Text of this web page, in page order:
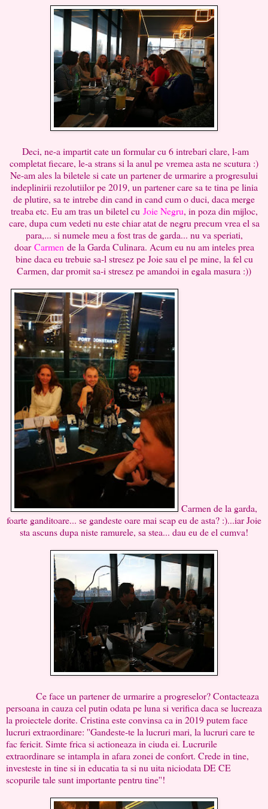
Deci, ne-a impartit cate un formular cu 6 intrebari clare, l-am
completat fiecare, le-a strans si la anul pe vremea asta ne scutura :)
Ne-am ales la biletele si cate un partener de urmarire a progresului
indeplinirii rezolutiilor pe 2019, un partener care sa te tina pe linia
de plutire, sa te intrebe din cand in cand cum o duci, daca merge
treaba etc. Eu am tras un biletel cu Joie Negru, in poza din mijloc,
care, dupa cum vedeti nu este chiar atat de negru precum vrea el sa
para,... si numele meu a fost tras de garda... nu va speriati,
doarCarmen de la Garda Culinara. Acum eu nu am inteles prea
bine daca eu trebuie sa-l stresez pe Joie sau el pe mine, la fel cu
Carmen, dar promit sa-i stresez pe amandoi in egala masura :))
Carmen de la garda,
foarte ganditoare... se gandeste oare mai scap eu de asta? :)...iar Joie
sta ascuns dupa niste ramurele, sa stea... dau eu de el cumva!
Ce face un partener de urmarire a progreselor? Contacteaza
persoana in cauza cel putin odata pe luna si verifica daca se lucreaza
la proiectele dorite. Cristina este convinsa ca in 2019 putem face
lucruri extraordinare: ''Gandeste-te la lucruri mari, la lucruri care te
fac fericit. Simte frica si actioneaza in ciuda ei. Lucrurile
extraordinare se intampla in afara zonei de confort. Crede in tine,
investeste in tine si in educatia ta si nu uita niciodata DE CE
scopurile tale sunt importante pentru tine''!